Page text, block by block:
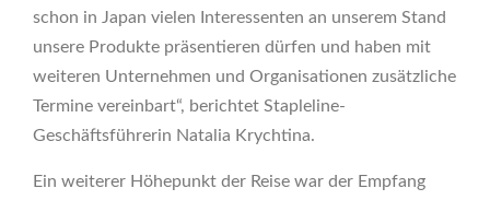
schon in Japan vielen Interessenten an unserem Stand
unsere Produkte präsentieren dürfen und haben mit
weiteren Unternehmen und Organisationen zusätzliche
Termine vereinbart“, berichtet Stapleline-
Geschäftsführerin Natalia Krychtina.
Ein weiterer Höhepunkt der Reise war der Empfang